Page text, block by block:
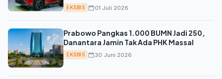
EKSBIS 01 Juli 2026
Prabowo Pangkas 1.000 BUMN Jadi 250,
Danantara Jamin Tak Ada PHK Massal
EKSBIS 30 Juni 2026